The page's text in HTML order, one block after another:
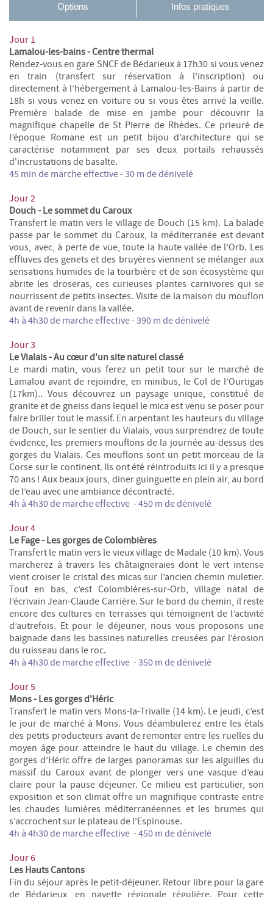
Options Infos pratiques
Jour 1
Lamalou-les-bains - Centre thermal
Rendez-vous en gare SNCF de Bédarieux à 17h30 si vous venez
en train (transfert sur réservation à l’inscription) ou
directement à l’hébergement à Lamalou-les-Bains à partir de
18h si vous venez en voiture ou si vous êtes arrivé la veille.
Première balade de mise en jambe pour découvrir la
magnifique chapelle de St Pierre de Rhèdes. Ce prieuré de
l’époque Romane est un petit bijou d’architecture qui se
caractérise notamment par ses deux portails rehaussés
d'incrustations de basalte.
45 min de marche effective - 30 m de dénivelé
Jour 2
Douch - Le sommet du Caroux
Transfert le matin vers le village de Douch (15 km). La balade
passe par le sommet du Caroux, la méditerranée est devant
vous, avec, à perte de vue, toute la haute vallée de l’Orb. Les
effluves des genets et des bruyères viennent se mélanger aux
sensations humides de la tourbière et de son écosystème qui
abrite les droseras, ces curieuses plantes carnivores qui se
nourrissent de petits insectes. Visite de la maison du mouflon
avant de revenir dans la vallée.
4h à 4h30 de marche effective - 390 m de dénivelé
Jour 3
Le Vialais - Au cœur d'un site naturel classé
Le mardi matin, vous ferez un petit tour sur le marché de
Lamalou avant de rejoindre, en minibus, le Col de l’Ourtigas
(17km).. Vous découvrez un paysage unique, constitué de
granite et de gneiss dans lequel le mica est venu se poser pour
faire briller tout le massif. En arpentant les hauteurs du village
de Douch, sur le sentier du Vialais, vous surprendrez de toute
évidence, les premiers mouflons de la journée au-dessus des
gorges du Vialais. Ces mouflons sont un petit morceau de la
Corse sur le continent. Ils ont été réintroduits ici il y a presque
70 ans ! Aux beaux jours, diner guinguette en plein air, au bord
de l’eau avec une ambiance décontracté.
4h à 4h30 de marcheeffective - 450 m de dénivelé
Jour 4
Le Fage - Les gorges de Colombières
Transfert le matin vers le vieux village de Madale (10 km). Vous
marcherez à travers les châtaigneraies dont le vert intense
vient croiser le cristal des micas sur l’ancien chemin muletier.
Tout en bas, c’est Colombières-sur-Orb, village natal de
l’écrivain Jean-Claude Carrière. Sur le bord du chemin, il reste
encore des cultures en terrasses qui témoignent de l’activité
d’autrefois. Et pour le déjeuner, nous vous proposons une
baignade dans les bassines naturelles creusées par l’érosion
du ruisseau dans le roc.
4h à 4h30 de marcheeffective - 350 m de dénivelé
Jour 5
Mons - Les gorges d'Héric
Transfert le matin vers Mons-la-Trivalle (14 km). Le jeudi, c’est
le jour de marché à Mons. Vous déambulerez entre les étals
des petits producteurs avant de remonter entre les ruelles du
moyen âge pour atteindre le haut du village. Le chemin des
gorges d’Héric offre de larges panoramas sur les aiguilles du
massif du Caroux avant de plonger vers une vasque d’eau
claire pour la pause déjeuner. Ce milieu est particulier, son
exposition et son climat offre un magnifique contraste entre
les chaudes lumières méditerranéennes et les brumes qui
s’accrochent sur le plateau de l’Espinouse.
4h à 4h30 de marcheeffective - 450 m de dénivelé
Jour 6
Les Hauts Cantons
Fin du séjour après le petit-déjeuner. Retour libre pour la gare
de Bédarieux, en navette régionale régulière. Pour cette